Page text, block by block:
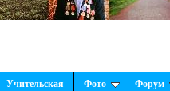
Учительская Фото Форум